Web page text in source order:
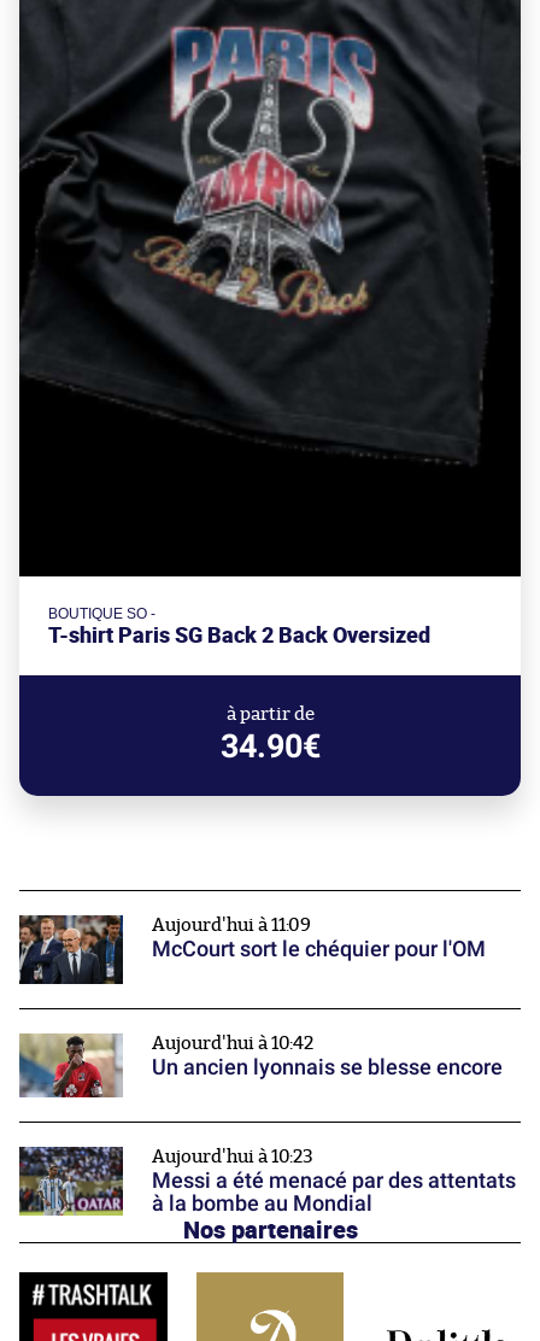
BOUTIQUE SO -
T-shirt Paris SG Back 2 Back Oversized
à partir de
34.90€
Aujourd'hui à 11:09
McCourt sort le chéquier pour l'OM
Aujourd'hui à 10:42
Un ancien lyonnais se blesse encore
Aujourd'hui à 10:23
Messi a été menacé par des attentats
à la bombe au Mondial
Nos partenaires